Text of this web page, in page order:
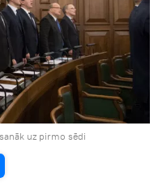
uz pirmo sēdi